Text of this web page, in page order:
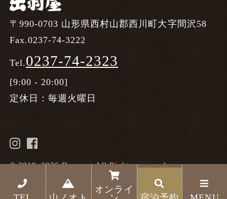
〒990-0703 山形県西村山郡西川町大字間沢58
Fax.0237-74-3222
Tel.0237-74-2323
[9:00 - 20:00]
定休日：毎週火曜日
© 2019–2026 Dewaya. All Rights reserved.
オンライ